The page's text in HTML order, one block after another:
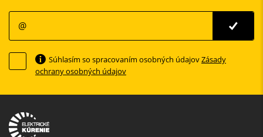
Súhlasím so spracovaním osobných údajovZásady
ochrany osobných údajov